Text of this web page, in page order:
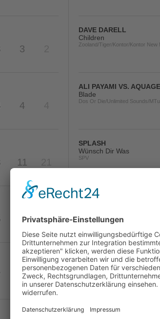
3
DAVE DARELL
Children
Zooland/Tiger/Kontor/Kontor New
4
ALI PAYAMI VS.
Blade
Dos Or Die/Unlimited Sounds/
11 21
SPLASH
Wünsch Dir Was
SPV
7 9
CREW 7
6 5
DAVID GUETTA &
Tomorrow Can Wait
Virgin
KLAAS